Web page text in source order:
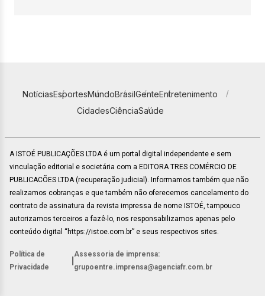
NotíciasEsportesMundoBrasilGenteEntretenimento
CidadesCiênciaSaúde
A ISTOÉ PUBLICAÇÕES LTDA é um portal digital independente e sem
vinculação editorial e societária com a EDITORA TRES COMÉRCIO DE
PUBLICACÕES LTDA (recuperação judicial). Informamos também que não
realizamos cobranças e que também não oferecemos cancelamento do
contrato de assinatura da revista impressa de nome ISTOÉ, tampouco
autorizamos terceiros a fazê-lo, nos responsabilizamos apenas pelo
conteúdo digital “https://istoe.com.br” e seus respectivos sites.
Política de
Privacidade
Assessoria de imprensa:
grupoentre.imprensa@agenciafr.com.br